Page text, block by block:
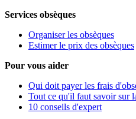
Services obsèques
Organiser les obsèques
Estimer le prix des obsèques
Pour vous aider
Qui doit payer les frais
Tout ce qu'il faut savoir sur
10 conseils d'expert